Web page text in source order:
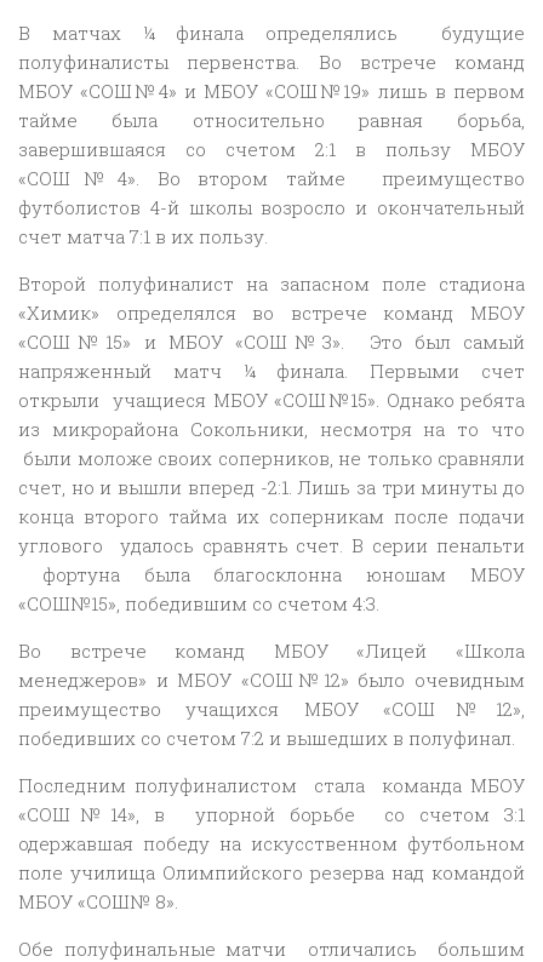
В матчах ¼ финала определялись будущие
полуфиналисты первенства. Во встрече команд
МБОУ «СОШ№4» и МБОУ «СОШ№19» лишь в первом
тайме была относительно равная борьба,
завершившаяся со счетом 2:1 в пользу МБОУ
«СОШ№4». Во втором тайме преимущество
футболистов 4-й школы возросло и окончательный
счет матча 7:1 в их пользу.
Второй полуфиналист на запасном поле стадиона
«Химик» определялся во встрече команд МБОУ
«СОШ№15» и МБОУ «СОШ№3». Это был самый
напряженный матч ¼ финала. Первыми счет
открыли учащиеся МБОУ «СОШ№15». Однако ребята
из микрорайона Сокольники, несмотря на то что
были моложе своих соперников, не только сравняли
счет, но и вышли вперед -2:1. Лишь за три минуты до
конца второго тайма их соперникам после подачи
углового удалось сравнять счет. В серии пенальти
фортуна была благосклонна юношам МБОУ
«СОШ№15», победившим со счетом 4:3.
Во встрече команд МБОУ «Лицей «Школа
менеджеров» и МБОУ «СОШ№12» было очевидным
преимущество учащихся МБОУ «СОШ№12»,
победивших со счетом 7:2 и вышедших в полуфинал.
Последним полуфиналистом стала команда МБОУ
«СОШ№14», в упорной борьбе со счетом 3:1
одержавшая победу на искусственном футбольном
поле училища Олимпийского резерва над командой
МБОУ «СОШ№ 8».
Обе полуфинальные матчи отличались большим